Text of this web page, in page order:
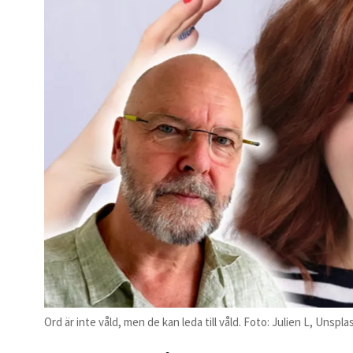
Ord är inte våld, men de kan leda till våld. Foto: Julien L,